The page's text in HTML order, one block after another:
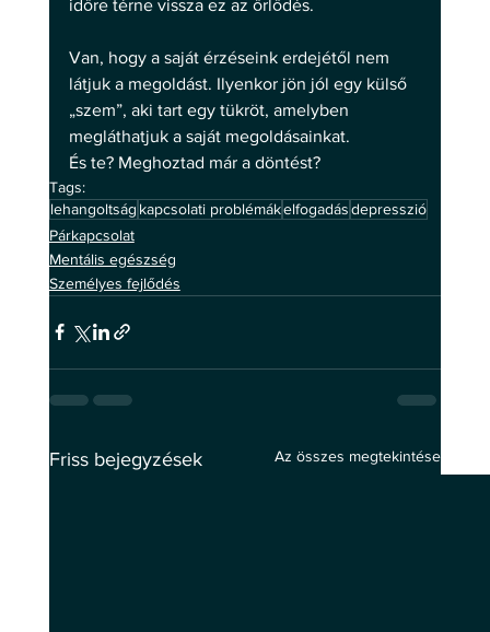
időre térne vissza ez az őrlődés.
Van, hogy a saját érzéseink erdejétől nem
látjuk a megoldást. Ilyenkor jön jól egy külső
„szem”, aki tart egy tükröt, amelyben
megláthatjuk a saját megoldásainkat.
És te? Meghoztad már a döntést?
Tags:
lehangoltság kapcsolati problémákelfogadásdepresszió
Párkapcsolat
Mentális egészség
Személyes fejlődés
Friss bejegyzések Az összes megtekintése